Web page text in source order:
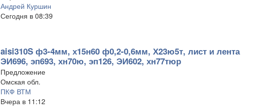
Андрей Куршин
Сегодня в 08:39
aisi310S ф3-4мм, х15н60 ф0,2-0,6мм, Х23ю5т, лист и лента
ЭИ696, эп693, хн70ю, эп126, ЭИ602, хн77тюр
Предложение
Омская обл.
ПКФ ВТМ
Вчера в 11:12